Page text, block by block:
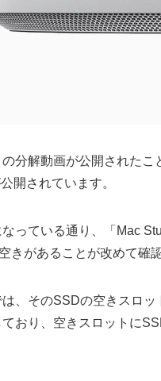
分解動画が公開されたこ
開されています。
っている通り、「Mac
きがあることが改めて確
、そのSSDの空きスロ
おり、空きスロットに